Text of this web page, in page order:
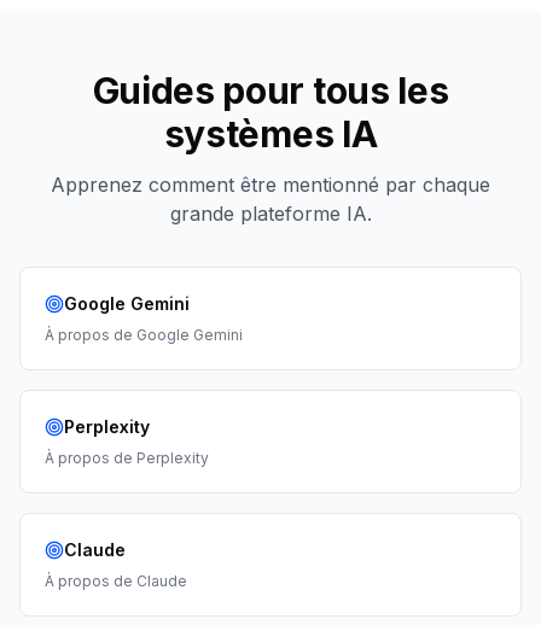
Guides pour tous les
systèmes IA
Apprenez comment être mentionné par chaque
grande plateforme IA.
Google Gemini
À propos de Google Gemini
Perplexity
À propos de Perplexity
Claude
À propos de Claude